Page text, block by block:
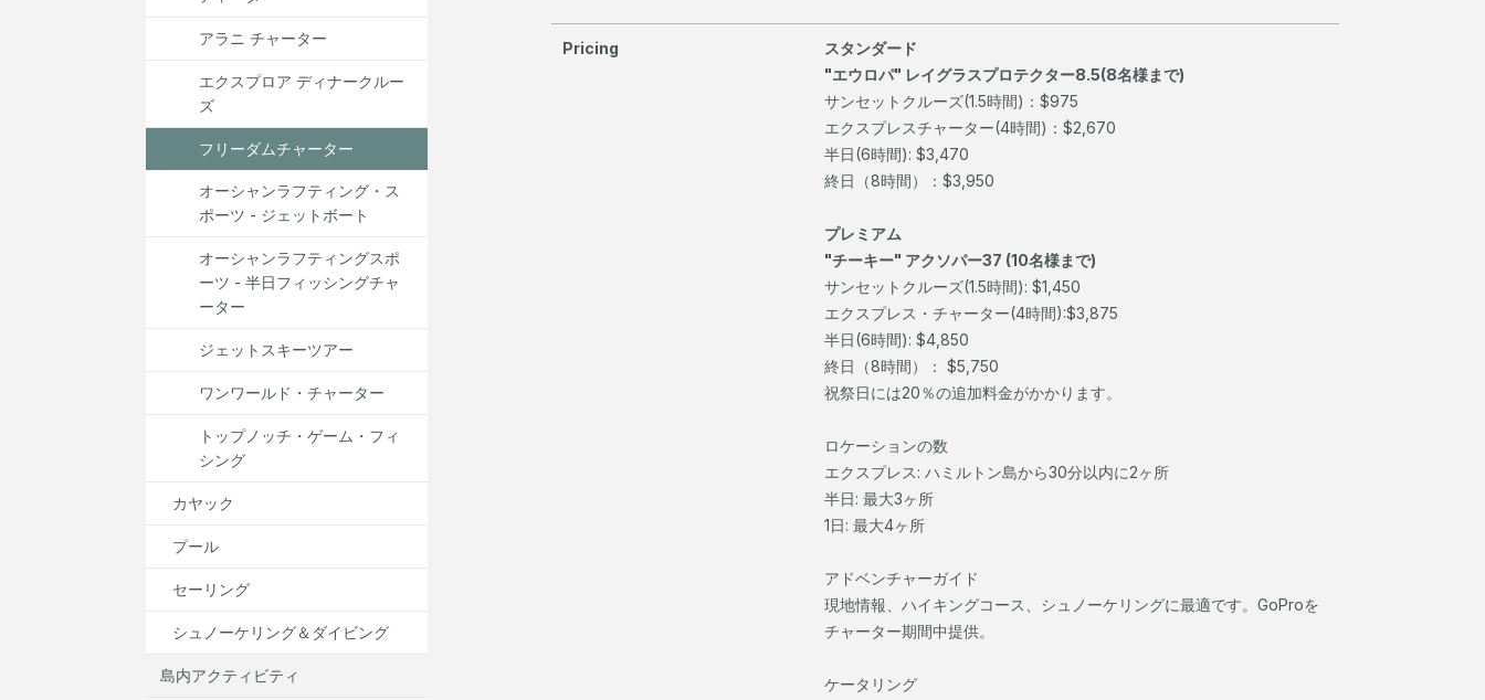
アラニ チャーター
エクスプロア ディナークルー
ズ
フリーダムチャーター
オーシャンラフティング・ス
ポーツ - ジェットボート
オーシャンラフティングスポ
ーツ - 半日フィッシングチャ
ーター
ジェットスキーツアー
ワンワールド・チャーター
トップノッチ・ゲーム・フィ
シング
カヤック
プール
セーリング
シュノーケリング＆ダイビング
島内アクティビティ
Pricing
スタンダード
"エウロパ" レイグラスプロテクター8.5(8名様まで)
サンセットクルーズ(1.5時間)：$975
エクスプレスチャーター(4時間)：$2,670
半日(6時間): $3,470
終日（8時間）：$3,950
プレミアム
"チーキー" アクソパー37 (10名様まで)
サンセットクルーズ(1.5時間): $1,450
エクスプレス・チャーター(4時間):$3,875
半日(6時間): $4,850
終日（8時間）： $5,750
祝祭日には20％の追加料金がかかります。
ロケーションの数
エクスプレス: ハミルトン島から30分以内に2ヶ所
半日: 最大3ヶ所
1日: 最大4ヶ所
アドベンチャーガイド
現地情報、ハイキングコース、シュノーケリングに最適です。GoProを
チャーター期間中提供。
ケータリング